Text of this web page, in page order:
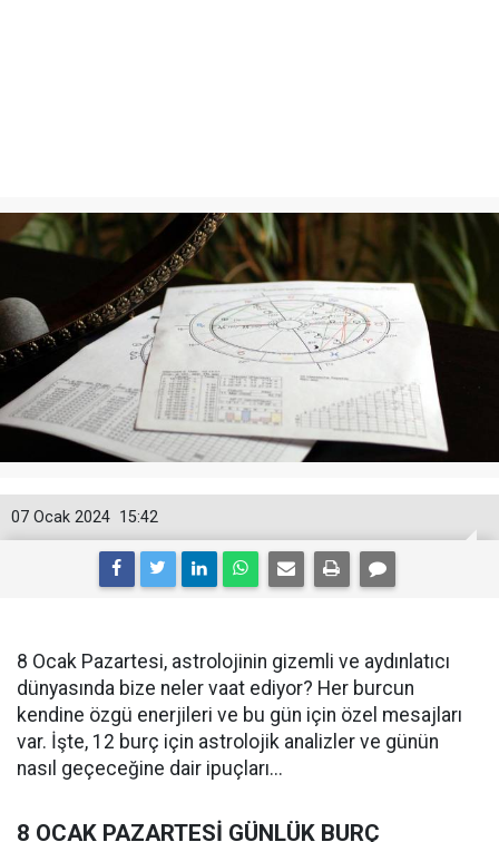
15:42
07 Ocak 2024
8 Ocak Pazartesi, astrolojinin gizemli ve aydınlatıcı
dünyasında bize neler vaat ediyor? Her burcun
kendine özgü enerjileri ve bu gün için özel mesajları
var. İşte, 12 burç için astrolojik analizler ve günün
nasıl geçeceğine dair ipuçları...
8 OCAK PAZARTESİ GÜNLÜK BURÇ